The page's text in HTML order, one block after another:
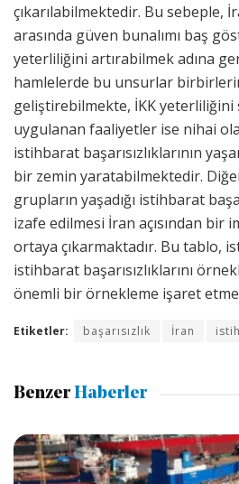
çıkarılabilmektedir. Bu sebeple,
arasında güven bunalımı baş
yeterliliğini artırabilmek adına
hamlelerde bu unsurlar
geliştirebilmekte, İKK yeterliliğini
uygulanan faaliyetler ise nihai
istihbarat başarısızlıklarının
bir zemin yaratabilmektedir.
grupların yaşadığı istihbarat
izafe edilmesi İran açısından bir
ortaya çıkarmaktadır. Bu tablo,
istihbarat başarısızlıklarını
önemli bir örnekleme işaret
Etiketler: başarısızlık İran
Benzer Haberler